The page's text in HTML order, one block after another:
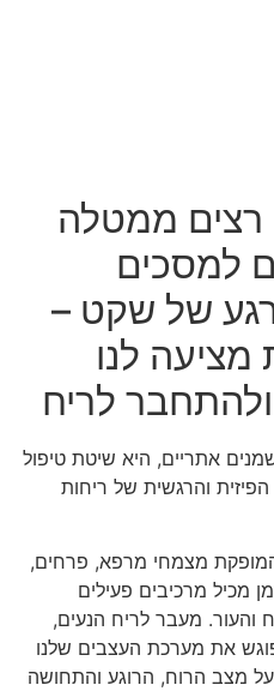
רצים ממטלה
למסכים
של שקט –
לנו
לריח
אתריים, היא שיטת טיפול
והרגשית של ריחות
מצמחי מרפא, פרחים,
מכיל מרכיבים פעילים
והעור. מעבר לריח הנעים,
את מערכת העצבים שלנו
מצב הרוח, הרוגע והתחושה